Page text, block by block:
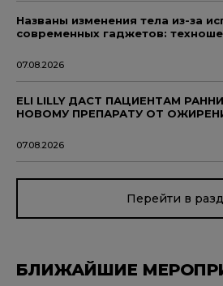
Названы изменения тела из-за
современных гаджетов:
07.08.2026
ELI LILLY ДАСТ ПАЦИЕНТАМ
НОВОМУ ПРЕПАРАТУ ОТ
07.08.2026
Перейти в
БЛИЖАЙШИЕ